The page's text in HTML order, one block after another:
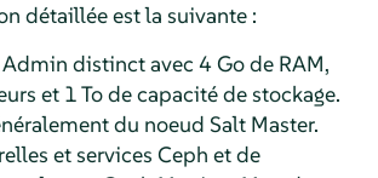
détaillée est la suivante :
distinct avec 4 Go de RAM,
et 1 To de capacité de stockage.
du noeud Salt Master.
et services Ceph et de